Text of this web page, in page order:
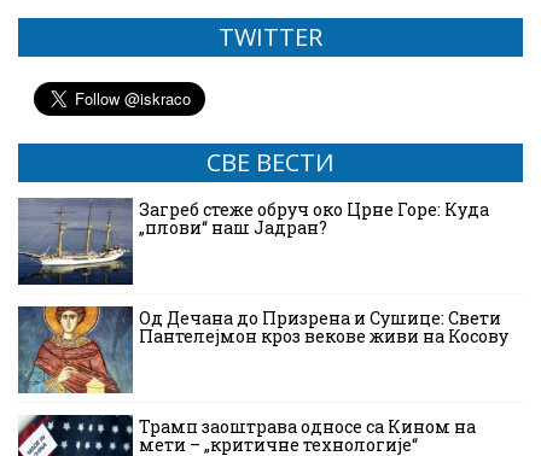
TWITTER
СВЕ ВЕСТИ
Загреб стеже обруч око Црне Горе: Куда
„плови“ наш Јадран?
Од Дечана до Призрена и Сушице: Свети
Пантелејмон кроз векове живи на Косову
Трамп заоштрава односе са Кином на
мети – „критичне технологије“